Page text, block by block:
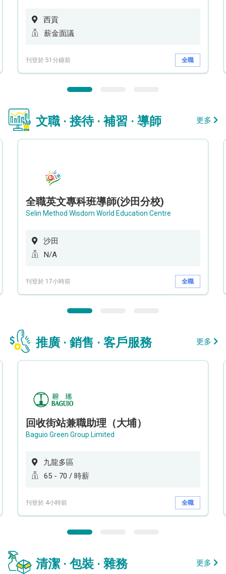
西貢
薪金面議
刊登於 51分鐘前 全職
文職 · 接待 · 補習 · 導師 更多
全職英文專科班導師(沙田分校)
Selin Method Wisdom World Education Centre
沙田
N/A
刊登於 17小時前 全職
推廣 · 銷售 · 客戶服務 更多
回收街站兼職助理（大埔）
Baguio Green Group Limited
九龍多區
65 - 70 / 時薪
刊登於 4小時前 全職
清潔 · 包裝 · 雜務 更多